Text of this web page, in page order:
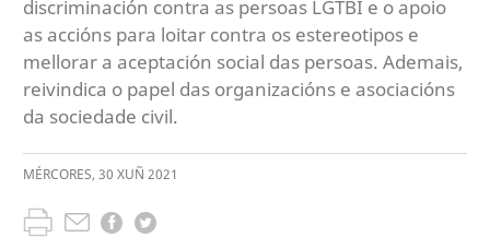
discriminación contra as persoas LGTBI e o apoio
as accións para loitar contra os estereotipos e
mellorar a aceptación social das persoas. Ademais,
reivindica o papel das organizacións e asociacións
da sociedade civil.
MÉRCORES, 30 XUÑ 2021